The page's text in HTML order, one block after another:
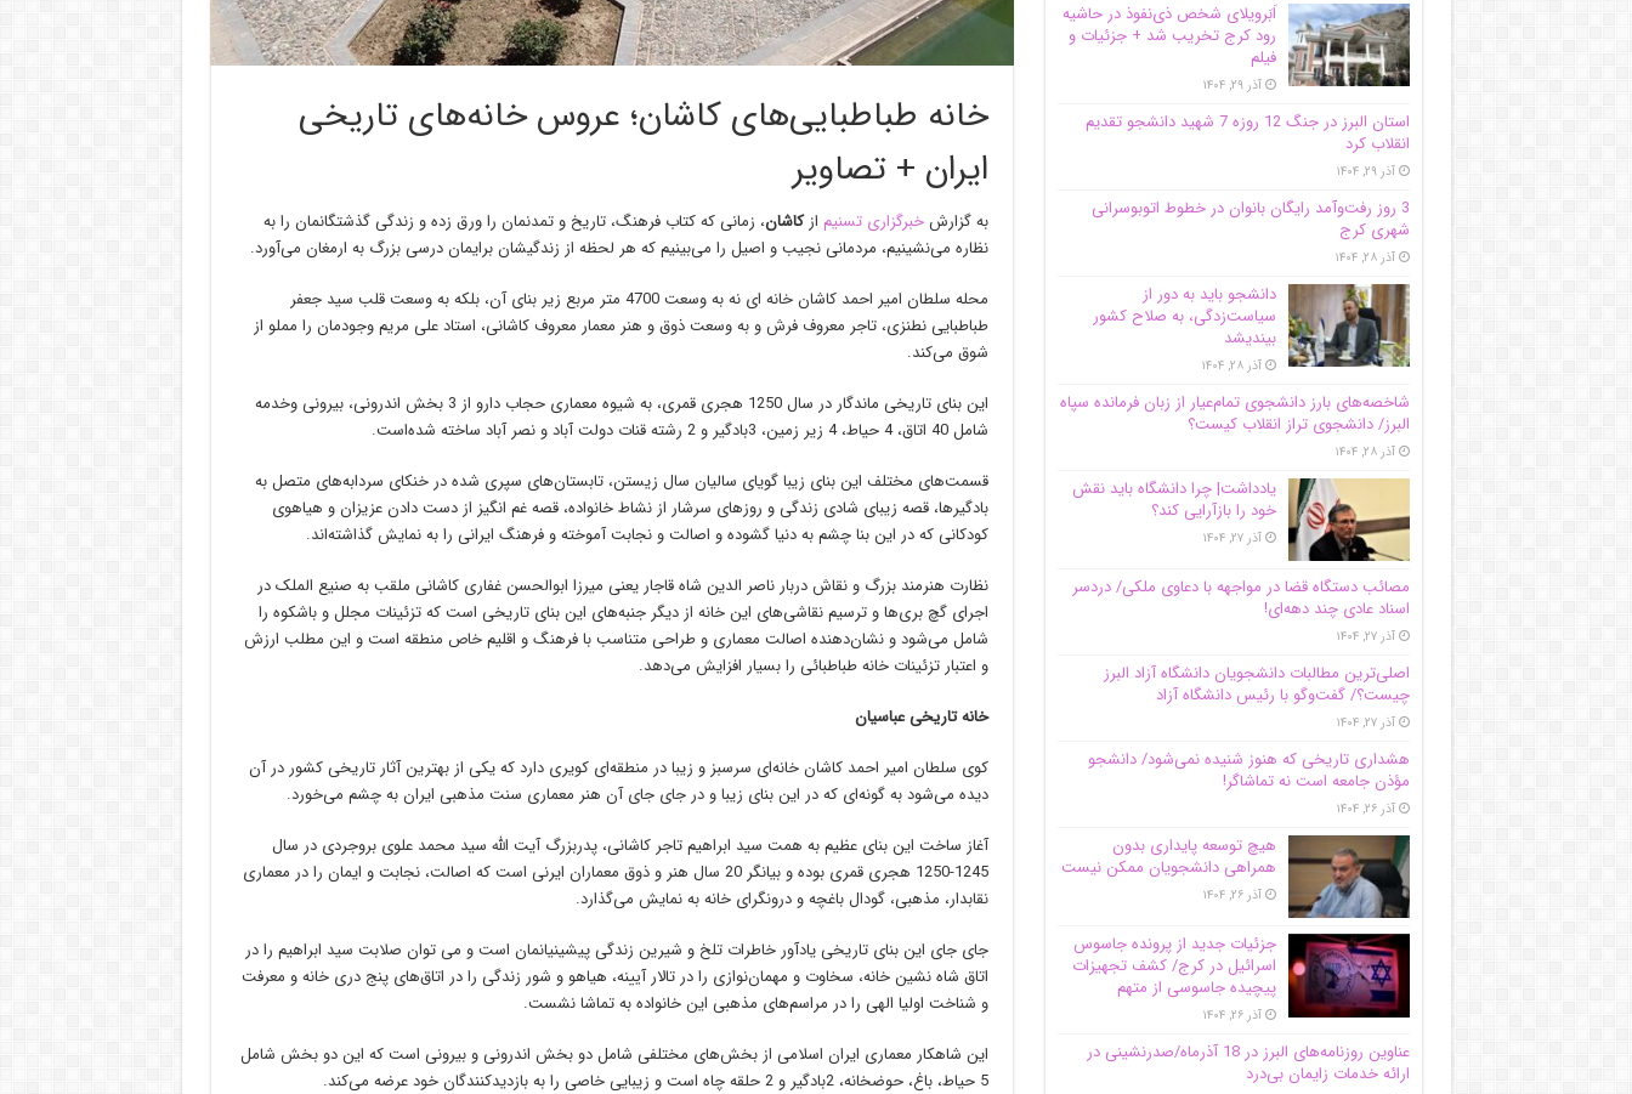
خانه طباطبایی‌های کاشان؛ عروس خانه‌های تاریخی
ایران + تصاویر
به گزارشخبرگزاری تسنیم ازکاشان، زمانی که کتاب فرهنگ، تاریخ و تمدنمان را ورق زده و زندگی گذشتگانمان را به
نظاره می‌نشینیم، مردمانی نجیب و اصیل را می‌بینیم که هر لحظه از زندگیشان برایمان درسی بزرگ به ارمغان می‌آورد.
محله سلطان امیر احمد کاشان خانه ای نه به وسعت 4700 متر مربع زیر بنای آن، بلکه به وسعت قلب سید جعفر
طباطبایی نطنزی، تاجر معروف فرش و به وسعت ذوق و هنر معمار معروف کاشانی، استاد علی مریم وجودمان را مملو از
شوق می‌کند.
این بنای تاریخی ماندگار در سال 1250 هجری قمری، به شیوه معماری حجاب دارو از 3 بخش اندرونی، بیرونی وخدمه
شامل 40 اتاق، 4 حیاط، 4 زیر زمین، 3بادگیر و 2 رشته قنات دولت آباد و نصر آباد ساخته شده‌است.
قسمت‌های مختلف این بنای زیبا گویای سالیان سال زیستن، تابستان‌های سپری شده در خنکای سردابه‌های متصل به
بادگیرها، قصه زیبای شادی زندگی و روزهای سرشار از نشاط خانواده، قصه غم انگیز از دست دادن عزیزان و هیاهوی
کودکانی که در این بنا چشم به دنیا گشوده و اصالت و نجابت آموخته و فرهنگ ایرانی را به نمایش گذاشته‌اند.
نظارت هنرمند بزرگ و نقاش دربار ناصر الدین شاه قاجار یعنی میرزا ابوالحسن غفاری کاشانی ملقب به صنیع الملک در
اجرای گچ بری‌ها و ترسیم نقاشی‌های این خانه از دیگر جنبه‌های این بنای تاریخی است که تزئینات مجلل و باشکوه را
شامل می‌شود و نشان‌دهنده اصالت معماری و طراحی متناسب با فرهنگ و اقلیم خاص منطقه است و این مطلب ارزش
و اعتبار تزئینات خانه طباطبائی را بسیار افزایش می‌دهد.
خانه تاریخی عباسیان
کوی سلطان امیر احمد کاشان خانه‌ای سرسبز و زیبا در منطقه‌ای کویری دارد که یکی از بهترین آثار تاریخی کشور در آن
دیده می‌شود به گونه‌ای که در این بنای زیبا و در جای جای آن هنر معماری سنت مذهبی ایران به چشم می‌خورد.
آغاز ساخت این بنای عظیم به همت سید ابراهیم تاجر کاشانی، پدربزرگ آیت الله سید محمد علوی بروجردی در سال
1245-1250 هجری قمری بوده و بیانگر 20 سال هنر و ذوق معماران ایرنی است که اصالت، نجابت و ایمان را در معماری
نقابدار، مذهبی، گودال باغچه و درونگرای خانه به نمایش می‌گذارد.
جای جای این بنای تاریخی یادآور خاطرات تلخ و شیرین زندگی پیشینیانمان است و می توان صلابت سید ابراهیم را در
اتاق شاه نشین خانه، سخاوت و مهمان‌نوازی را در تالار آیینه، هیاهو و شور زندگی را در اتاق‌های پنج دری خانه و معرفت
و شناخت اولیا الهی را در مراسم‌های مذهبی این خانواده به تماشا نشست.
این شاهکار معماری ایران اسلامی از بخش‌های مختلفی شامل دو بخش اندرونی و بیرونی است که این دو بخش شامل
5 حیاط، باغ، حوضخانه، 2بادگیر و 2 حلقه چاه است و زیبایی خاصی را به بازدیدکنندگان خود عرضه می‌کند.
اَبَر‌ویلای شخص ذی‌نفوذ در حاشیه‌
رود کرج تخریب شد + جزئیات و
فیلم
آذر ۲۹, ۱۴۰۴
استان البرز در جنگ 12 روزه 7 شهید دانشجو تقدیم
انقلاب کرد
آذر ۲۹, ۱۴۰۴
3 روز رفت‌وآمد رایگان بانوان در خطوط اتوبوسرانی
شهری کرج
آذر ۲۸, ۱۴۰۴
دانشجو باید به دور از
سیاست‌زدگی، به صلاح کشور
بیندیشد
آذر ۲۸, ۱۴۰۴
شاخصه‌های بارز دانشجوی تمام‌عیار از زبان فرمانده سپاه
البرز/ دانشجوی تراز انقلاب کیست؟
آذر ۲۸, ۱۴۰۴
یادداشت| چرا دانشگاه باید نقش
خود را بازآرایی کند؟
آذر ۲۷, ۱۴۰۴
مصائب دستگاه قضا در مواجهه با دعاوی ملکی/ دردسر
اسناد عادی چند‌ دهه‌ای!
آذر ۲۷, ۱۴۰۴
اصلی‌ترین مطالبات دانشجویان دانشگاه آزاد البرز
چیست؟/ گفت‌وگو با رئیس دانشگاه آز‌اد
آذر ۲۷, ۱۴۰۴
هشداری تاریخی که هنوز شنیده نمی‌شود/ دانشجو
مؤذن جامعه است نه تماشاگر!
آذر ۲۶, ۱۴۰۴
هیچ توسعه پایداری بدون
همراهی دانشجویان ممکن نیست
آذر ۲۶, ۱۴۰۴
جزئیات جدید از پرونده جاسوس
اسرائیل در کرج/‌ کشف تجهیزات
پیچیده جاسوسی از متهم
آذر ۲۶, ۱۴۰۴
عناوین روزنامه‌های البرز در ‌18 آذرماه/صدرنشینی در
ارائه خدمات زایمان بی‌درد